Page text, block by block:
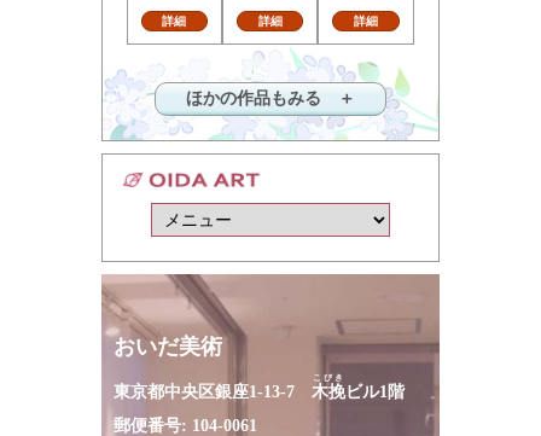
詳細 詳細 詳細
ほかの作品もみる ＋
おいだ美術
東京都中央区銀座1-13-7 木挽
こびき
ビル1階
郵便番号: 104-0061